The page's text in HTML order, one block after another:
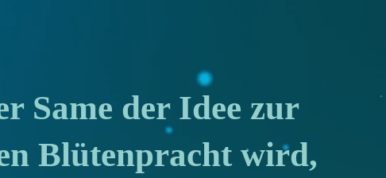
Same der Idee zur
Blütenpracht wird,